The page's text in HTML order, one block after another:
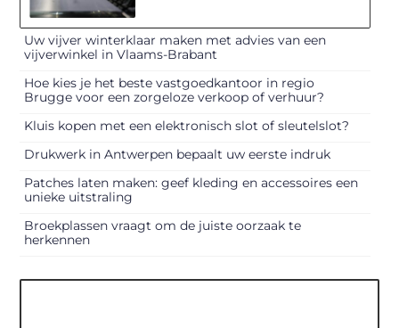
Uw vijver winterklaar maken met advies van een
vijverwinkel in Vlaams-Brabant
Hoe kies je het beste vastgoedkantoor in regio
Brugge voor een zorgeloze verkoop of verhuur?
Kluis kopen met een elektronisch slot of sleutelslot?
Drukwerk in Antwerpen bepaalt uw eerste indruk
Patches laten maken: geef kleding en accessoires een
unieke uitstraling
Broekplassen vraagt om de juiste oorzaak te
herkennen